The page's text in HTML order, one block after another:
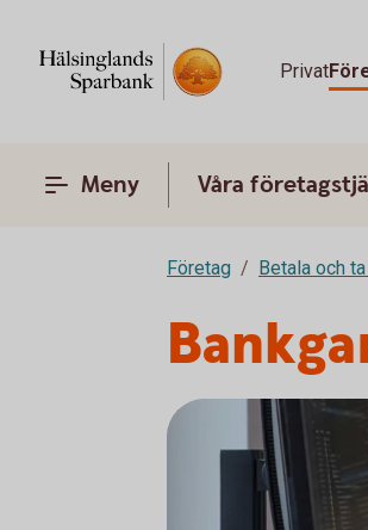
Privat
Meny Våra
Företag Betala och